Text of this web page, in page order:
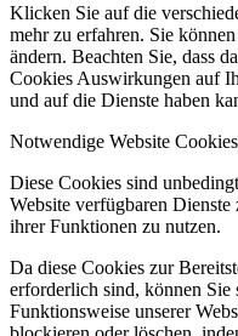
Klicken Sie auf die
mehr zu erfahren. Sie
ändern. Beachten Sie, dass
Cookies Auswirkungen auf
und auf die Dienste haben
Notwendige Website Cookies
Diese Cookies sind
Website verfügbaren
ihrer Funktionen zu nutzen.
Da diese Cookies zur
erforderlich sind, können Sie
Funktionsweise unserer